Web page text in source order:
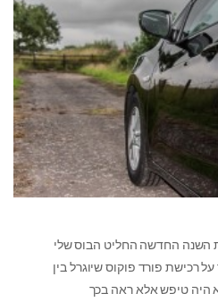
השנה החדשה החליט הבוס שלי
רכישת פורד פוקוס שיוגרל בין
היה טיפש אלא ראה בכך